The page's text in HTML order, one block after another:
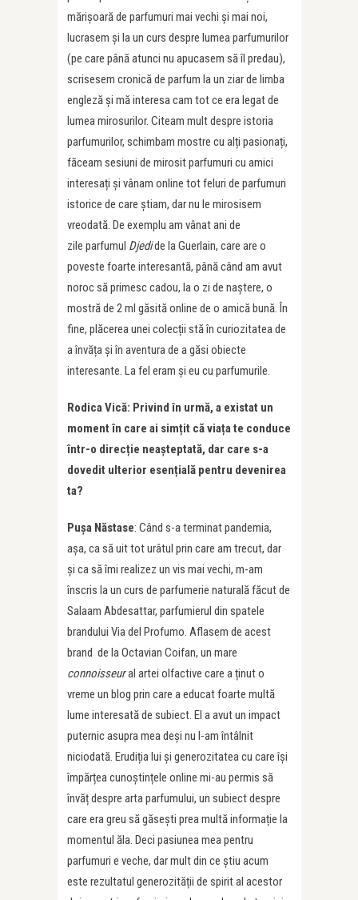
mărișoară de parfumuri mai vechi și mai noi,
lucrasem și la un curs despre lumea parfumurilor
(pe care până atunci nu apucasem să îl predau),
scrisesem cronică de parfum la un ziar de limba
engleză și mă interesa cam tot ce era legat de
lumea mirosurilor. Citeam mult despre istoria
parfumurilor, schimbam mostre cu alți pasionați,
făceam sesiuni de mirosit parfumuri cu amici
interesați și vânam online tot feluri de parfumuri
istorice de care știam, dar nu le mirosisem
vreodată. De exemplu am vânat ani de
zile parfumul Djedide la Guerlain, care are o
poveste foarte interesantă, până când am avut
noroc să primesc cadou, la o zi de naștere, o
mostră de 2 ml găsită online de o amică bună. În
fine, plăcerea unei colecții stă în curiozitatea de
a învăța și în aventura de a găsi obiecte
interesante. La fel eram și eu cu parfumurile.
Rodica Vică: Privind în urmă, a existat un
moment în care ai simțit că viața te conduce
într-o direcție neașteptată, dar care s-a
dovedit ulterior esențială pentru devenirea
ta?
Pușa Năstase: Când s-a terminat pandemia,
așa, ca să uit tot urâtul prin care am trecut, dar
și ca să îmi realizez un vis mai vechi, m-am
înscris la un curs de parfumerie naturală făcut de
Salaam Abdesattar, parfumierul din spatele
brandului Via del Profumo. Aflasem de acest
brand de la Octavian Coifan, un mare
connoisseural artei olfactive care a ținut o
vreme un blog prin care a educat foarte multă
lume interesată de subiect. El a avut un impact
puternic asupra mea deși nu l-am întâlnit
niciodată. Erudiția lui și generozitatea cu care își
împărțea cunoștințele online mi-au permis să
învăț despre arta parfumului, un subiect despre
care era greu să găsești prea multă informație la
momentul ăla. Deci pasiunea mea pentru
parfumuri e veche, dar mult din ce știu acum
este rezultatul generozității de spirit al acestor